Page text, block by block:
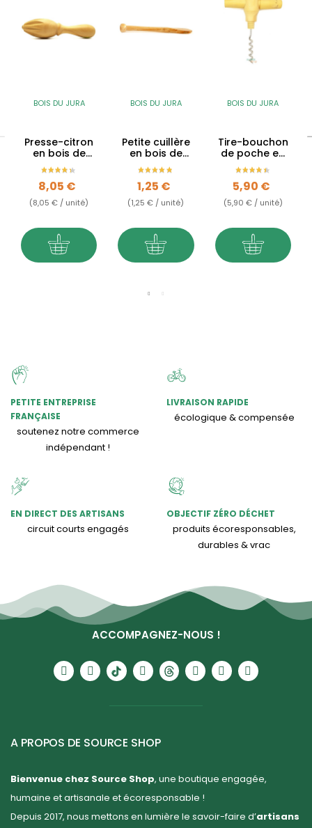
BOIS DU JURA
Presse-citron
en bois de
buis du Jura
Prix
8,05 €
(8,05 € / unité)
BOIS DU JURA
Petite cuillère
en bois de
buis du Jura
Prix
1,25 €
(1,25 € / unité)
BOIS DU JURA
Tire-bouchon
de poche en
bois de buis
du Jura
Prix
5,90 €
(5,90 € / unité)
PETITE ENTREPRISE
FRANÇAISE
soutenez notre commerce
indépendant !
LIVRAISON RAPIDE
écologique & compensée
EN DIRECT DES ARTISANS
circuit courts engagés
OBJECTIF ZÉRO DÉCHET
produits écoresponsables,
durables & vrac
ACCOMPAGNEZ-NOUS !
A PROPOS DE SOURCE SHOP
Bienvenue chez Source Shop, une boutique engagée,
humaine et artisanale et écoresponsable !
Depuis 2017, nous mettons en lumière le savoir-faire d’artisans